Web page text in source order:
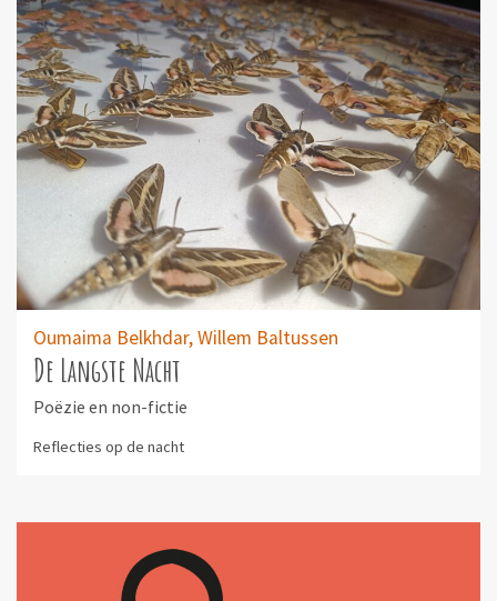
Oumaima Belkhdar,Willem Baltussen
De Langste Nacht
Poëzie en non-fictie
Reflecties op de nacht